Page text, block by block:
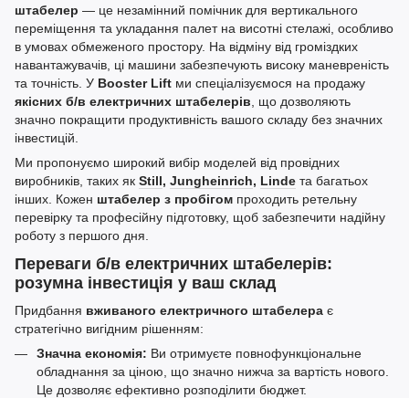
штабелер — це незамінний помічник для вертикального
переміщення та укладання палет на висотні стелажі, особливо
в умовах обмеженого простору. На відміну від громіздких
навантажувачів, ці машини забезпечують високу маневреність
та точність. У Booster Lift ми спеціалізуємося на продажу
якісних б/в електричних штабелерів , що дозволяють
значно покращити продуктивність вашого складу без значних
інвестицій.
Ми пропонуємо широкий вибір моделей від провідних
виробників, таких як Still, Jungheinrich, Linde та багатьох
інших. Кожен штабелер з пробігом проходить ретельну
перевірку та професійну підготовку, щоб забезпечити надійну
роботу з першого дня.
Переваги б/в електричних штабелерів:
розумна інвестиція у ваш склад
Придбання вживаного електричного штабелера є
стратегічно вигідним рішенням:
Значна економія: Ви отримуєте повнофункціональне
обладнання за ціною, що значно нижча за вартість нового.
Це дозволяє ефективно розподілити бюджет.